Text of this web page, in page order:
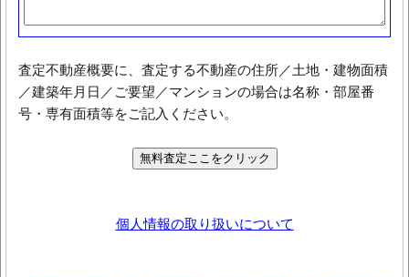
査定不動産概要に、査定する不動産の住所／土地・建物面積
／建築年月日／ご要望／マンションの場合は名称・部屋番
号・専有面積等をご記入ください。
個人情報の取り扱いについて